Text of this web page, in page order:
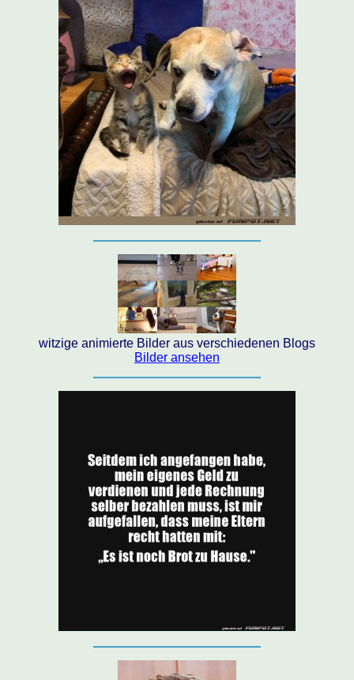
witzige animierte Bilder aus verschiedenen Blogs
Bilder ansehen